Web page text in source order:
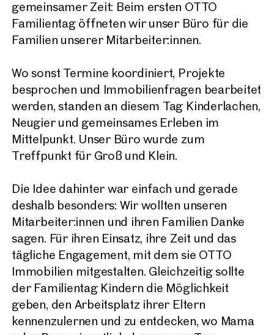
gemeinsamer Zeit: Beim ersten OTTO
Familientag öffneten wir unser Büro für die
Familien unserer Mitarbeiter:innen.
Wo sonst Termine koordiniert, Projekte
besprochen und Immobilienfragen bearbeitet
werden, standen an diesem Tag Kinderlachen,
Neugier und gemeinsames Erleben im
Mittelpunkt. Unser Büro wurde zum
Treffpunkt für Groß und Klein.
Die Idee dahinter war einfach und gerade
deshalb besonders: Wir wollten unseren
Mitarbeiter:innen und ihren Familien Danke
sagen. Für ihren Einsatz, ihre Zeit und das
tägliche Engagement, mit dem sie OTTO
Immobilien mitgestalten. Gleichzeitig sollte
der Familientag Kindern die Möglichkeit
geben, den Arbeitsplatz ihrer Eltern
kennenzulernen und zu entdecken, wo Mama